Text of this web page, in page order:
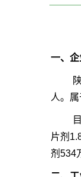
一、
人。
片剂
剂534